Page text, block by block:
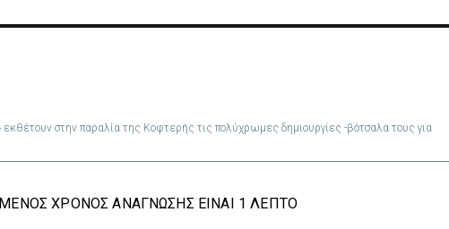
στην παραλία της Κοφτερής τις πολύχρωμες δημιουργίες -βότσαλα τους για
ΧΡΌΝΟΣ ΑΝΆΓΝΩΣΗΣ ΕΊΝΑΙ 1 ΛΕΠΤΌ